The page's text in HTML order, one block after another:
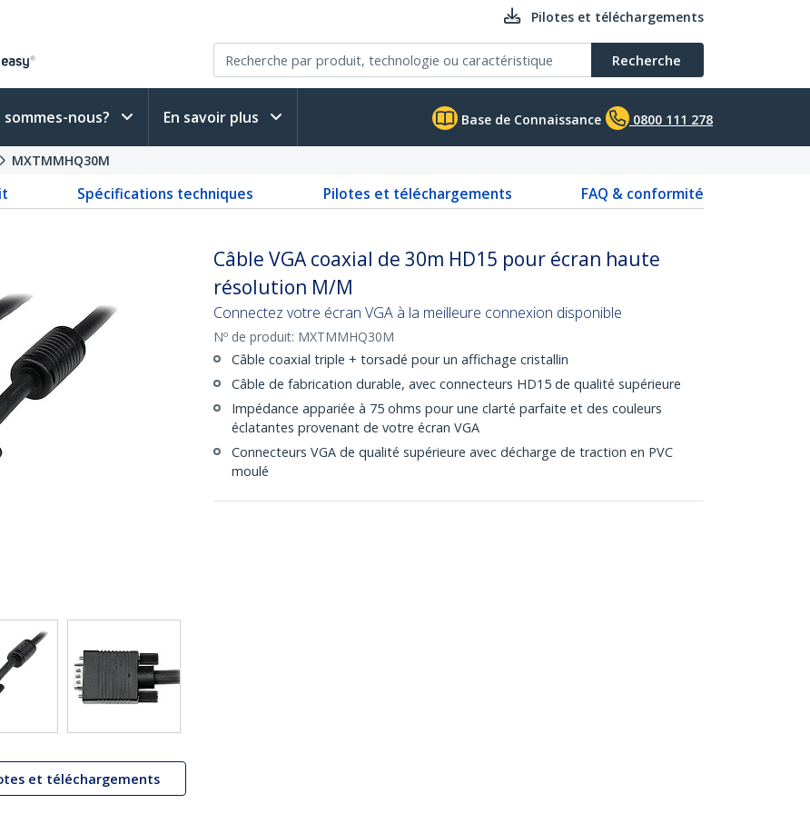
Pilotes et téléchargements
Recherche
sommes-nous? En savoir plus Base de Connaissance 0800 111 278
MXTMMHQ30M
Spécifications techniques Pilotes et téléchargements
FAQ & conformité
et téléchargements
Câble VGA coaxial de 30m HD15 pour écran haute
résolution M/M
Connectez votre écran VGA à la meilleure connexion disponible
Nº de produit: MXTMMHQ30M
Câble coaxial triple + torsadé pour un affichage cristallin
Câble de fabrication durable, avec connecteurs HD15 de qualité supérieure
Impédance appariée à 75 ohms pour une clarté parfaite et des couleurs
éclatantes provenant de votre écran VGA
Connecteurs VGA de qualité supérieure avec décharge de traction en PVC
moulé